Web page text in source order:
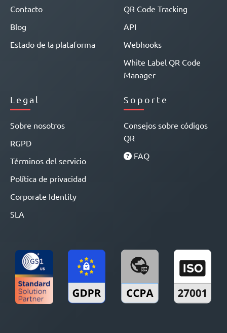
Contacto
Blog
Estado de la plataforma
QR Code Tracking
API
Webhooks
White Label QR Code
Manager
Legal
Sobre nosotros
RGPD
Términos del servicio
Política de privacidad
Corporate Identity
SLA
Soporte
Consejos sobre códigos
QR
FAQ